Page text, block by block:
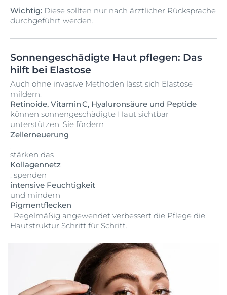
schweren Folgen wie dem Plattenepithelkarzinom (eine
Form von hellem Hautkrebs) führen.
Wichtig: Diese sollten nur nach ärztlicher Rücksprache
durchgeführt werden.
Sonnengeschädigte Haut pflegen: Das
hilft bei Elastose
Auch ohne invasive Methoden lässt sich Elastose
mildern:
Retinoide, Vitamin C, Hyaluronsäure und Peptide
können sonnengeschädigte Haut sichtbar
unterstützen. Sie fördern
Zellerneuerung
,
stärken das
Kollagennetz
, spenden
intensive Feuchtigkeit
und mindern
Pigmentflecken
. Regelmäßig angewendet verbessert die Pflege die
Hautstruktur Schritt für Schritt.